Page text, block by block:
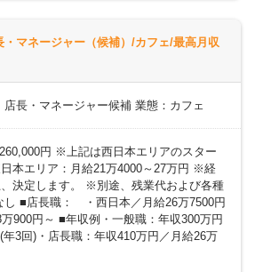
・マネージャー（候補）/カフェ/最高月収
長・マネージャー候補 業態：カフェ
円 ※上記は西日本エリアのスター
本エリア：月給21万4000～27万円 ※経
決定します。 ※別途、残業代および各種
■店長職： ・西日本／月給26万7500円
900円～ ■年収例・一般職：年収300万円
3回)・店長職：年収410万円／月給26万